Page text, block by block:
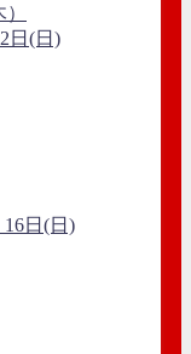
日(日)
日(日)